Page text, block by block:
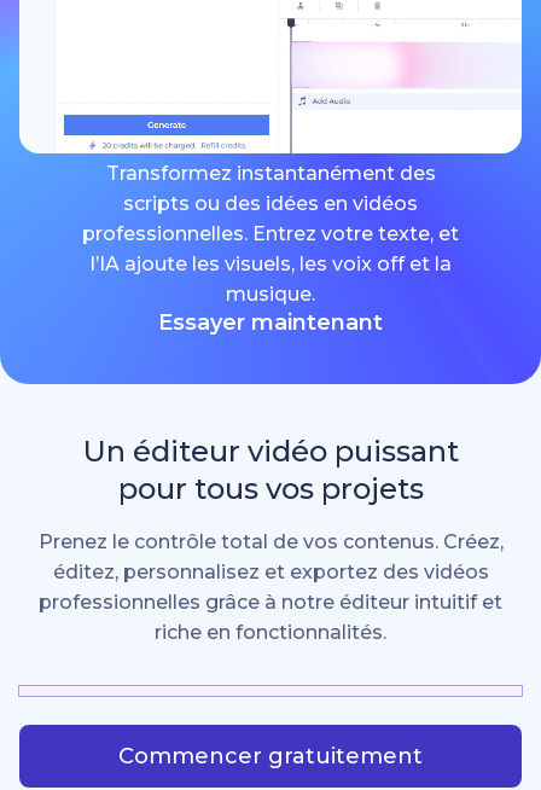
Transformez instantanément des
scripts ou des idées en vidéos
professionnelles. Entrez votre texte, et
l’IA ajoute les visuels, les voix off et la
musique.
Essayer maintenant
Un éditeur vidéo puissant
pour tous vos projets
Prenez le contrôle total de vos contenus. Créez,
éditez, personnalisez et exportez des vidéos
professionnelles grâce à notre éditeur intuitif et
riche en fonctionnalités.
Commencer gratuitement